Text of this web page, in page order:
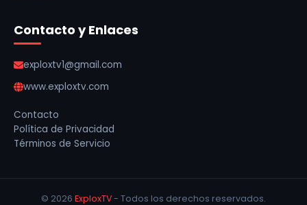
Contacto y Enlaces
exploxtv1@gmail.com
www.exploxtv.com
Contacto
Política de Privacidad
Términos de Servicio
© 2026 ExploxTV- Todos los derechos reservados.